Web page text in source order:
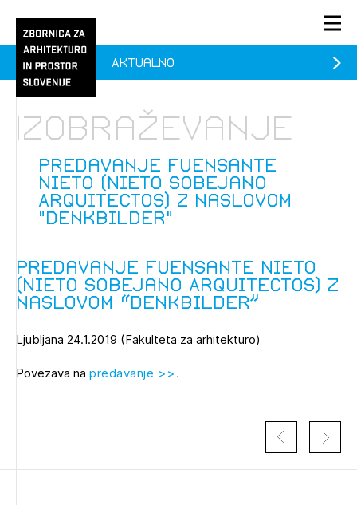
PRIJAVA
Članstvo
Praksa
O ZAPS
1/1
Pozdravljeni
Prijavite se s svojim ZAPS uporabniškim imenom in geslom.
Predavanje Fuensante
Nieto (Nieto Sobejano
Arquitectos) z naslovom
"Denkbilder"
Izobraževanje
Aktualno
Predavanje Fuensante Nieto
(Nieto Sobejano Arquitectos) z
naslovom “Denkbilder”
Ljubljana 24.1.2019 (Fakulteta za arhitekturo)
Povezava na predavanje >>.
1/1
prijava
1/2
Prijava na novičnik
Ostanite na tekočem z novicami in se naročite na
Novičnik izobraževanj
Novičnik natečajev